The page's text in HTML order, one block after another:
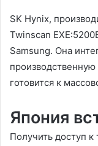
SK Hynix,
Twinscan
Samsung. Она
готовится к
Япония
Получить доступ